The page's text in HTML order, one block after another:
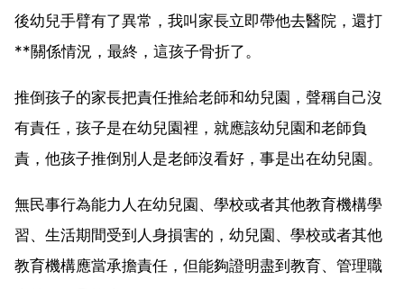
後幼兒手臂有了異常，我叫家長立即帶他去醫院，還打
**關係情況，最終，這孩子骨折了。
推倒孩子的家長把責任推給老師和幼兒園，聲稱自己沒
有責任，孩子是在幼兒園裡，就應該幼兒園和老師負
責，他孩子推倒別人是老師沒看好，事是出在幼兒園。
無民事行為能力人在幼兒園、學校或者其他教育機構學
習、生活期間受到人身損害的，幼兒園、學校或者其他
教育機構應當承擔責任，但能夠證明盡到教育、管理職